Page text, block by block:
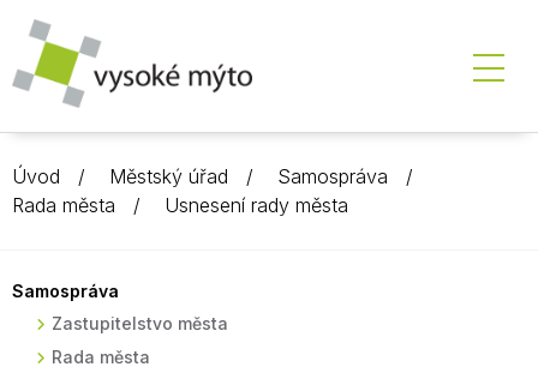
Úvod Městský úřad
Samospráva
Rada města
Usnesení rady města
Samospráva
Zastupitelstvo města
Rada města